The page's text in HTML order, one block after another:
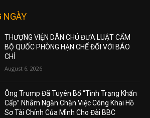
NGÀY
THƯỢNG VIỆN DÂN CHỦ ĐƯA LUẬT CẤM
BỘ QUỐC PHÒNG HẠN CHẾ ĐỐI VỚI BÁO
CHÍ
August 6, 2026
Ông Trump Đã Tuyên Bố “Tình Trạng Khẩn
Cấp” Nhằm Ngăn Chặn Việc Công Khai Hồ
Sơ Tài Chính Của Mình Cho Đài BBC